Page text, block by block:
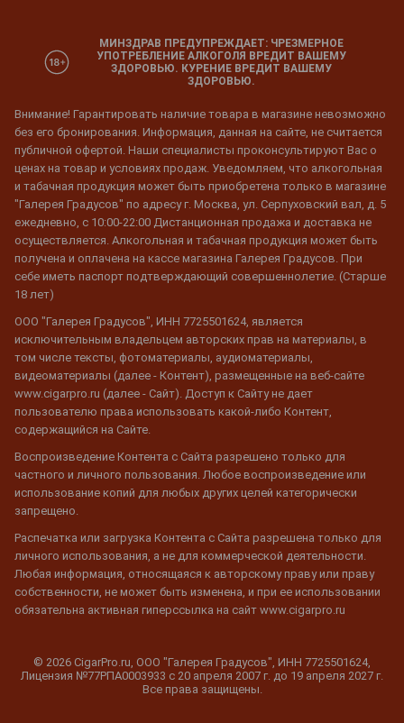
МИНЗДРАВ ПРЕДУПРЕЖДАЕТ: ЧРЕЗМЕРНОЕ
УПОТРЕБЛЕНИЕ АЛКОГОЛЯ ВРЕДИТ ВАШЕМУ
ЗДОРОВЬЮ. КУРЕНИЕ ВРЕДИТ ВАШЕМУ
ЗДОРОВЬЮ.
Внимание! Гарантировать наличие товара в магазине невозможно
без его бронирования. Информация, данная на сайте, не считается
публичной офертой. Наши специалисты проконсультируют Вас о
ценах на товар и условиях продаж. Уведомляем, что алкогольная
и табачная продукция может быть приобретена только в магазине
"Галерея Градусов" по адресу г. Москва, ул. Серпуховский вал, д. 5
ежедневно, с 10:00-22:00 Дистанционная продажа и доставка не
осуществляется. Алкогольная и табачная продукция может быть
получена и оплачена на кассе магазина Галерея Градусов. При
себе иметь паспорт подтверждающий совершеннолетие. (Старше
18 лет)
ООО "Галерея Градусов", ИНН 7725501624, является
исключительным владельцем авторских прав на материалы, в
том числе тексты, фотоматериалы, аудиоматериалы,
видеоматериалы (далее - Контент), размещенные на веб-сайте
www.cigarpro.ru (далее - Сайт). Доступ к Сайту не дает
пользователю права использовать какой-либо Контент,
содержащийся на Сайте.
Воспроизведение Контента с Сайта разрешено только для
частного и личного пользования. Любое воспроизведение или
использование копий для любых других целей категорически
запрещено.
Распечатка или загрузка Контента с Сайта разрешена только для
личного использования, а не для коммерческой деятельности.
Любая информация, относящаяся к авторскому праву или праву
собственности, не может быть изменена, и при ее использовании
обязательна активная гиперссылка на сайт www.cigarpro.ru
© 2026 CigarPro.ru, ООО "Галерея Градусов", ИНН 7725501624,
Лицензия №77РПА0003933 c 20 апреля 2007 г. до 19 апреля 2027 г.
Все права защищены.